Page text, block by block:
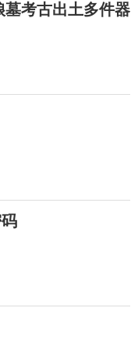
考古出土多件器